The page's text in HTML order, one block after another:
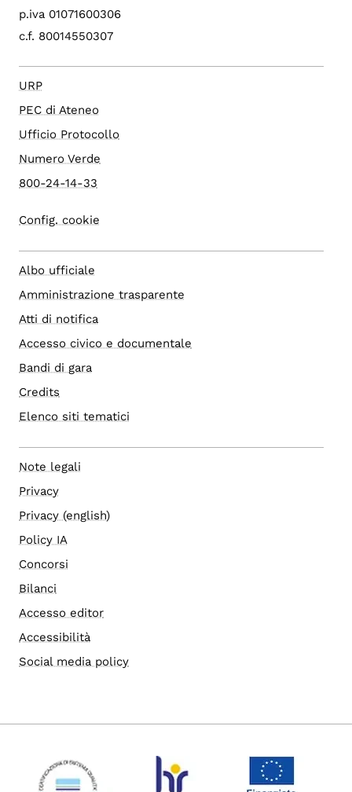
p.iva 01071600306
c.f. 80014550307
URP
PEC di Ateneo
Ufficio Protocollo
Numero Verde
800-24-14-33
Config. cookie
Albo ufficiale
Amministrazione trasparente
Atti di notifica
Accesso civico e documentale
Bandi di gara
Credits
Elenco siti tematici
Note legali
Privacy
Privacy (english)
Policy IA
Concorsi
Bilanci
Accesso editor
Accessibilità
Social media policy